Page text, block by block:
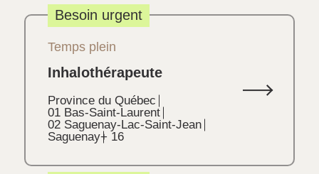
Besoin urgent
Temps plein
Inhalothérapeute
Province du Québec
01 Bas-Saint-Laurent
02 Saguenay-Lac-Saint-Jean
Saguenay+ 16